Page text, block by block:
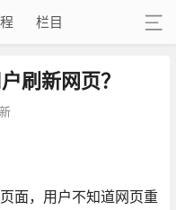
栏目
刷新网页？
面，用户不知道网页重